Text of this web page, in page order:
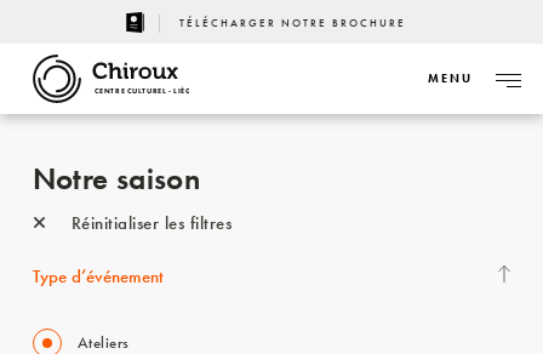
TÉLÉCHARGER NOTRE BROCHURE
CENTRE CULTUREL - LIÈGE
MENU
Notre saison
Réinitialiser les filtres
Type d’événement
Ateliers